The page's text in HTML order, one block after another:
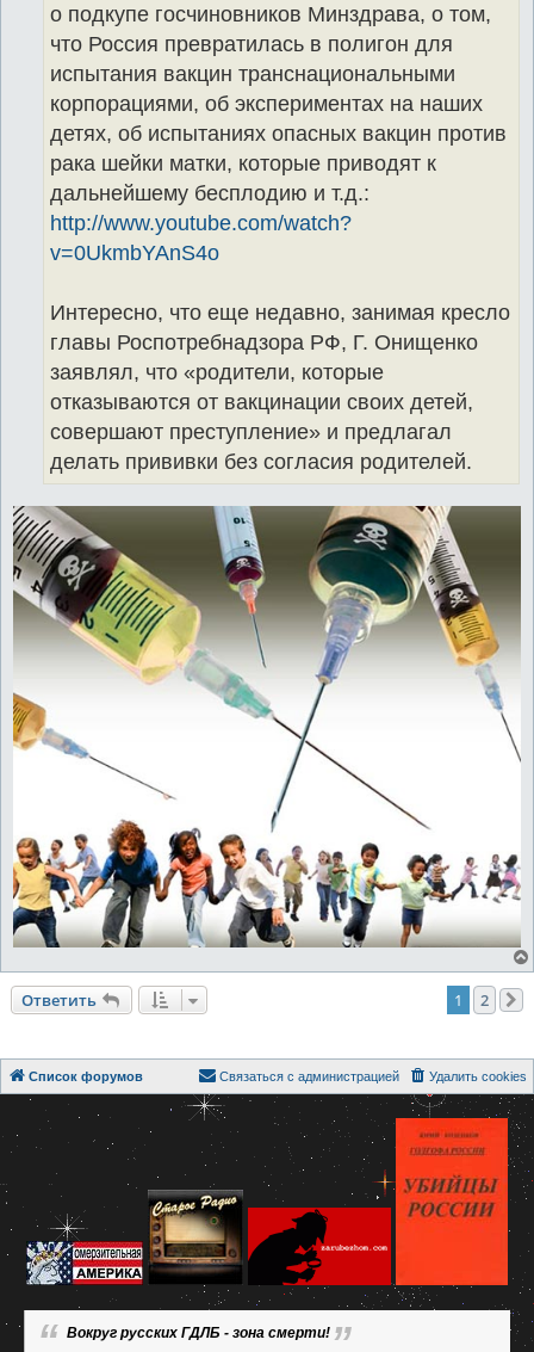
о подкупе госчиновников Минздрава, о том,
что Россия превратилась в полигон для
испытания вакцин транснациональными
корпорациями, об экспериментах на наших
детях, об испытаниях опасных вакцин против
рака шейки матки, которые приводят к
дальнейшему бесплодию и т.д.:
http://www.youtube.com/watch?
v=0UkmbYAnS4o
Интересно, что еще недавно, занимая кресло
главы Роспотребнадзора РФ, Г. Онищенко
заявлял, что «родители, которые
отказываются от вакцинации своих детей,
совершают преступление» и предлагал
делать прививки без согласия родителей.
Ответить 1 2
Список форумов Удалить cookies
Связаться с администрацией
Вокруг русских ГДЛБ - зона смерти!